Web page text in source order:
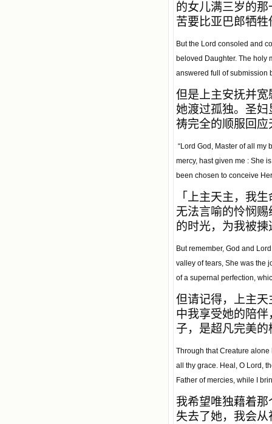
的女儿满三岁的
苦要比亚巴郎牺
But the Lord consoled and
beloved Daughter. The holy
answered full of submission
但是上主安抚并
她渡过孤独。圣
祷完全的顺服回应
“Lord God, Master of all my
mercy, hast given me : She
been chosen to conceive
「上主天主，我
无法言喻的怜悯
的时光，为我被
But remember, God and
valley of tears, She was the
of a supernal perfection,
但请记得，上主
中我享受她的陪
子，是超凡完美
Through that Creature alone
all thy grace. Heal, O Lord,
Father of mercies, while I
我希望唯独藉着
失去了她，我会